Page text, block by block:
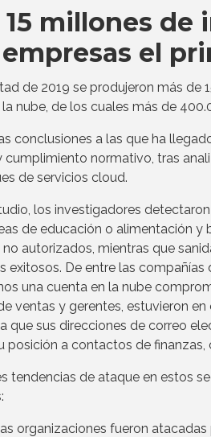
15 millones
el
de 2019 se produjeron más
nube, de los cuales más de
conclusiones a las que ha
cumplimiento normativo, tras
de servicios cloud.
los investigadores
de educación o alimentación
no autorizados, mientras que
exitosos. De entre las
una cuenta en la nube
ventas y gerentes, estuvieron
que sus direcciones de correo
posición a contactos de finanzas,
tendencias de ataque en estos
fueron atacadas